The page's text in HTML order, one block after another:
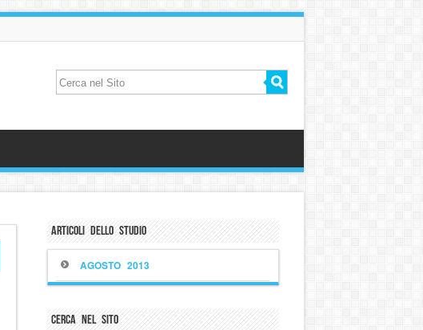
Articoli dello Studio
AGOSTO 2013
Cerca nel sito